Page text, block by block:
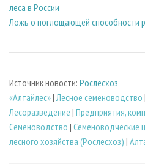
леса в России
Ложь о поглощающей способности
Источник новости: Рослесхоз
«Алтайлес»| Лесное семеноводство |
Лесоразведение | Предприятия,
Семеноводство | Семеноводческие
лесного хозяйства (Рослесхоз) |